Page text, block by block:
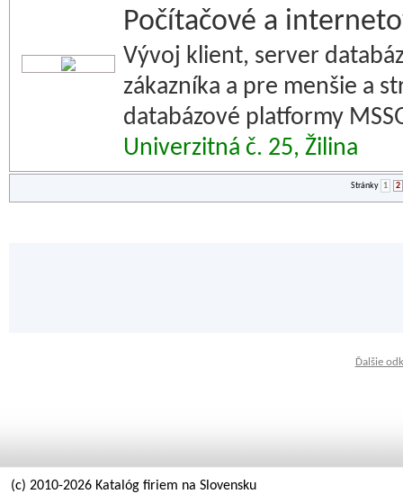
Počítačové a
Vývoj klient, server
zákazníka a pre menšie a
databázové platformy
Univerzitná č. 25, Žilina
Stránky 1 2
Ďalšie
(c) 2010-2026 Katalóg firiem na Slovensku